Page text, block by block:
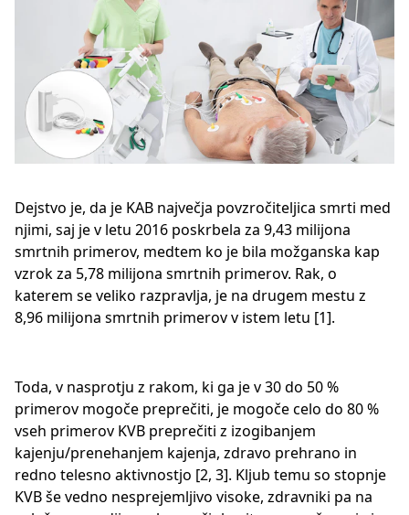
Dejstvo je, da je KAB največja povzročiteljica smrti med
njimi, saj je v letu 2016 poskrbela za 9,43 milijona
smrtnih primerov, medtem ko je bila možganska kap
vzrok za 5,78 milijona smrtnih primerov. Rak, o
katerem se veliko razpravlja, je na drugem mestu z
8,96 milijona smrtnih primerov v istem letu [1].
Toda, v nasprotju z rakom, ki ga je v 30 do 50 %
primerov mogoče preprečiti, je mogoče celo do 80 %
vseh primerov KVB preprečiti z izogibanjem
kajenju/prenehanjem kajenja, zdravo prehrano in
redno telesno aktivnostjo [2, 3]. Kljub temu so stopnje
KVB še vedno nesprejemljivo visoke, zdravniki pa na